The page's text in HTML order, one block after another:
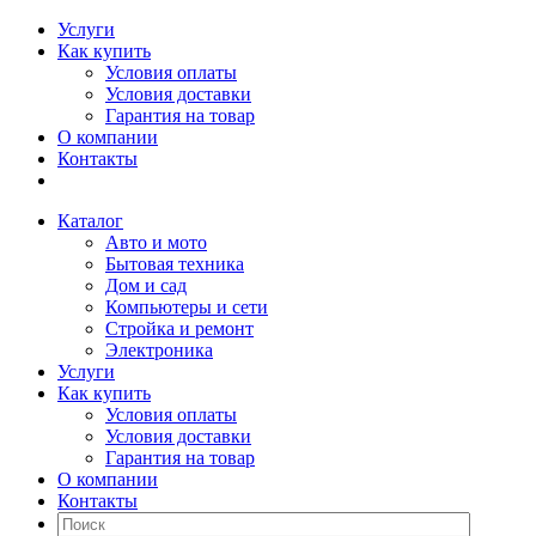
Услуги
Как купить
Условия оплаты
Условия доставки
Гарантия на товар
О компании
Контакты
Каталог
Авто и мото
Бытовая техника
Дом и сад
Компьютеры и сети
Стройка и ремонт
Электроника
Услуги
Как купить
Условия оплаты
Условия доставки
Гарантия на товар
О компании
Контакты